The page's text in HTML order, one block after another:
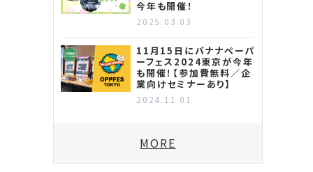
今年も開催！
2025.03.03
11月15日にバナナペーパ
ーフェス2024東京が今年
も開催！【参加費無料／企
業向けセミナーあり】
2024.11.01
MORE